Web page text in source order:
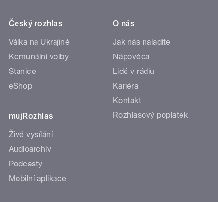
Český rozhlas
Válka na Ukrajině
Komunální volby
Stanice
eShop
mujRozhlas
Živé vysílání
Audioarchiv
Podcasty
Mobilní aplikace
O nás
Jak nás naladíte
Nápověda
Lidé v rádiu
Kariéra
Kontakt
Rozhlasový poplatek